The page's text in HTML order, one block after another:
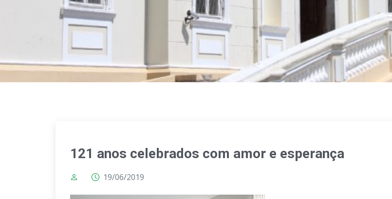
121 anos celebrados com amor e esperança
19/06/2019